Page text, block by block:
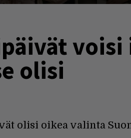
voisi
olisi
olisi oikea valinta